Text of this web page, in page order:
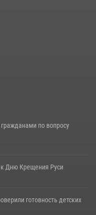
в Оренбурге
по вопросу
к Дню Крещения Руси
готовность детских